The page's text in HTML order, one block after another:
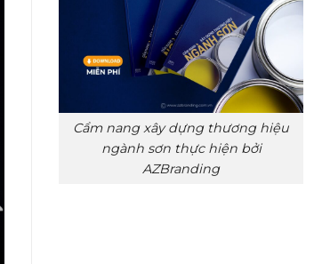
Cẩm nang xây dựng thương hiệu
ngành sơn thực hiện bởi
AZBranding